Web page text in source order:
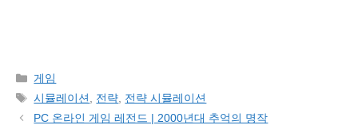
Categories
게임
Tags
시뮬레이션 전략 전략 시뮬레이션
PC 온라인 게임 레전드 | 2000년대 추억의 명작